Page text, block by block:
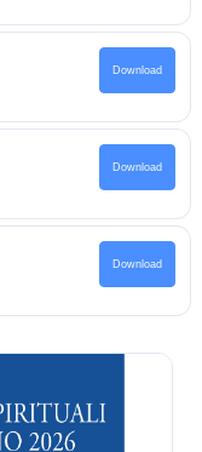
Download
Download
Download